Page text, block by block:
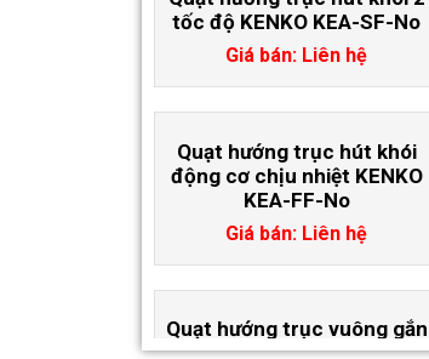
Giá bán: Liên hệ
Quạt hướng trục hút khói
động cơ chịu nhiệt KENKO
KEA-FF-No
Giá bán: Liên hệ
Quạt hướng trục vuông gắn
tường hút khói KENKO KEA-
QF-No